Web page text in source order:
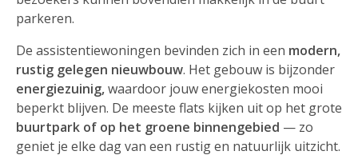
parkeren.
De assistentiewoningen bevinden zich in een modern,
rustig gelegen nieuwbouw. Het gebouw is bijzonder
energiezuinig,waardoor jouw energiekosten mooi
beperkt blijven. De meeste flats kijken uit op het grote
buurtpark of op het groene binnengebied — zo
geniet je elke dag van een rustig en natuurlijk uitzicht.